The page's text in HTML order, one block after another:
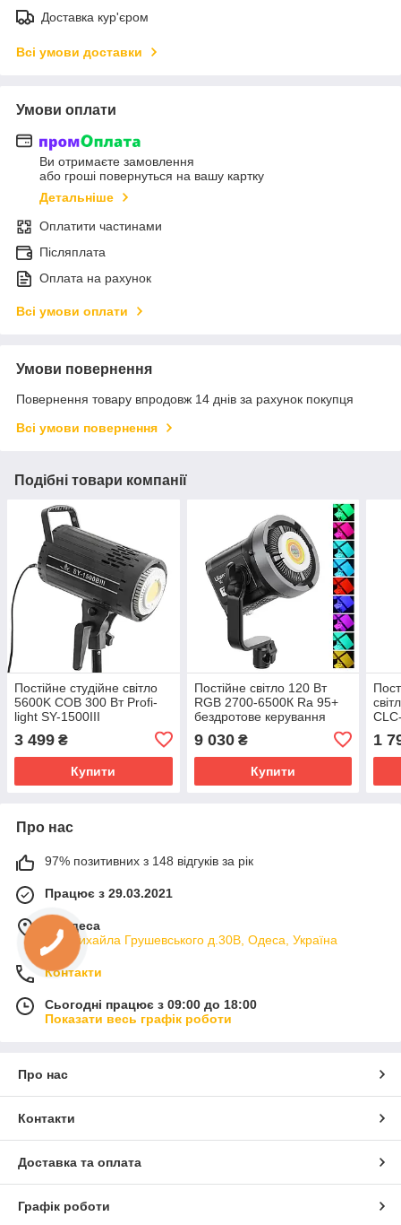
Доставка кур'єром
Всі умови доставки
Умови оплати
Ви отримаєте замовлення
або гроші повернуться на вашу картку
Детальніше
Оплатити частинами
Післяплата
Оплата на рахунок
Всі умови оплати
Умови повернення
Повернення товару впродовж 14 днів за рахунок покупця
Всі умови повернення
Подібні товари компанії
Постійне студійне світло
5600K COB 300 Вт Profi-
light SY-1500III
3 499 ₴
Купити
Постійне світло 120 Вт
RGB 2700-6500К Ra 95+
бездротове керування
9 030₴
Купити
1
Про нас
97% позитивних з 148 відгуків за рік
Працює з 29.03.2021
м. Одеса
вул.Михайла Грушевського д.30В, Одеса, Україна
Контакти
Сьогодні працює з 09:00 до 18:00
Показати весь графік роботи
Про нас
Контакти
Доставка та оплата
Графік роботи